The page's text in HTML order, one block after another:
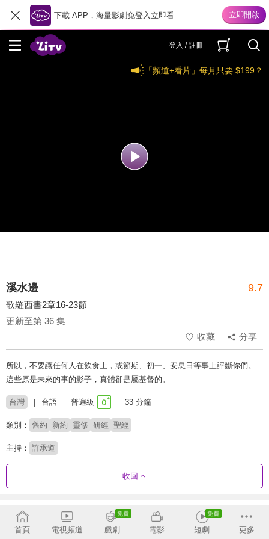
下載 APP，海量影劇免登入立即看
登入 / 註冊
「頻道+看片」每月只要 $199？
溪水邊 9.7
歌羅西書2章16-23節
更新至第 36 集
收藏
分享
所以，不要讓任何人在飲食上，或節期、初一、安息日等事上評斷你們。
這些原是未來的事的影子，真體卻是屬基督的。
台灣 台語 普遍級 33 分鐘
類別： 舊約 新約 靈修 研經 聖經
主持： 許承道
收回
劇集列表 反序
馬太福音2
首頁 電視頻道 戲劇 電影 短劇 更多